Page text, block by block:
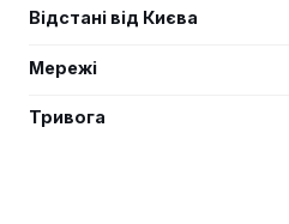
Відстані від Києва
Мережі
Тривога